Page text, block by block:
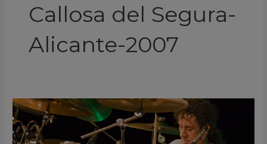
Callosa del Segura-
Alicante-2007
Porretas
Callosa
del